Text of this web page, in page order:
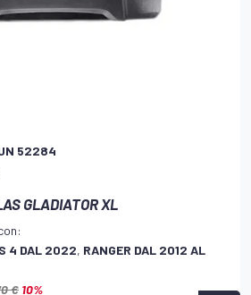
52284
GLADIATOR XL
4 DAL 2022, RANGER DAL 2012 AL
€ 10%